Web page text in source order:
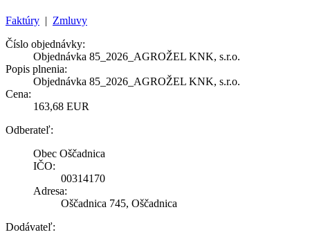
Faktúry | Zmluvy
Číslo objednávky:
Objednávka 85_2026_AGROŽEL KNK, s.r.o.
Popis plnenia:
Objednávka 85_2026_AGROŽEL KNK, s.r.o.
Cena:
163,68 EUR
Odberateľ:
Obec Oščadnica
IČO:
00314170
Adresa:
Oščadnica 745, Oščadnica
Dodávateľ: